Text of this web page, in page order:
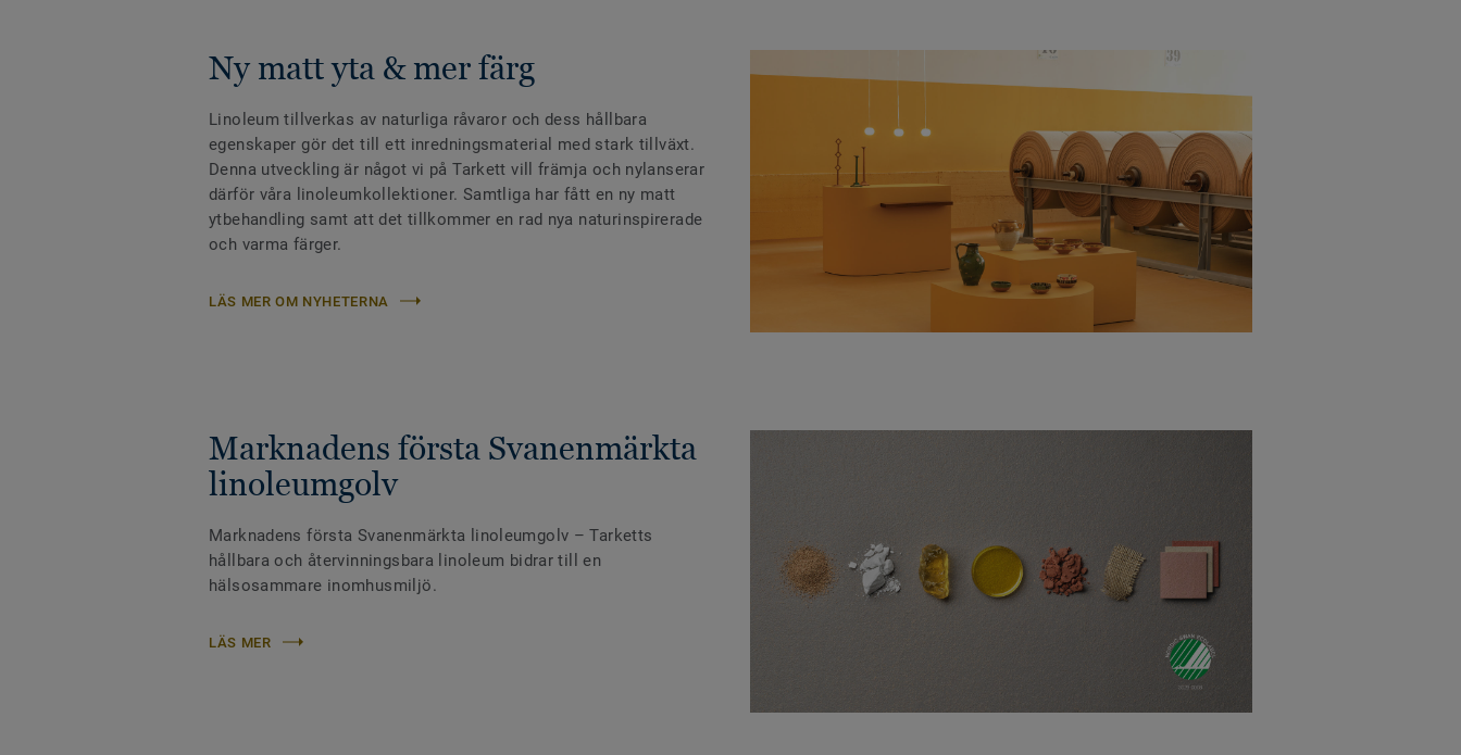
Ny matt yta & mer färg
Linoleum tillverkas av naturliga råvaror och dess hållbara
egenskaper gör det till ett inredningsmaterial med stark tillväxt.
Denna utveckling är något vi på Tarkett vill främja och nylanserar
därför våra linoleumkollektioner. Samtliga har fått en ny matt
ytbehandling samt att det tillkommer en rad nya naturinspirerade
och varma färger.
LÄS MER OM NYHETERNA
Marknadens första Svanenmärkta
linoleumgolv
Marknadens första Svanenmärkta linoleumgolv – Tarketts
hållbara och återvinningsbara linoleum bidrar till en
hälsosammare inomhusmiljö.
LÄS MER